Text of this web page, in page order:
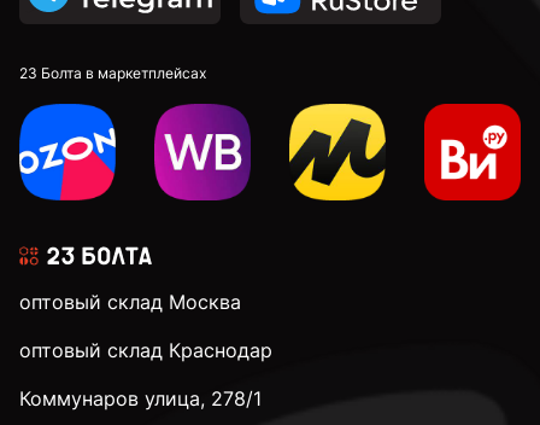
DIN 913 установочные с внутренним шестигранником
к.п. 4,8
к.п. 10,9
23 Болта в маркетплейсах
оптовый склад Москва
оптовый склад Краснодар
Коммунаров улица, 278/1